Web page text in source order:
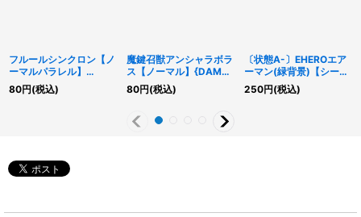
フルールシンクロン【ノ
ーマルパラレル】
{DBPR-JP042}《モン
スター》
80円(税込)
魔鍵召獣アンシャラボラ
ス【ノーマル】{DAMA-
JP036}《融合》
80円(税込)
〔状態A-〕EHEROエア
ーマン(緑背景)【シーク
レット】{PAC1-JP027}
《モンスター》
250円(税込)